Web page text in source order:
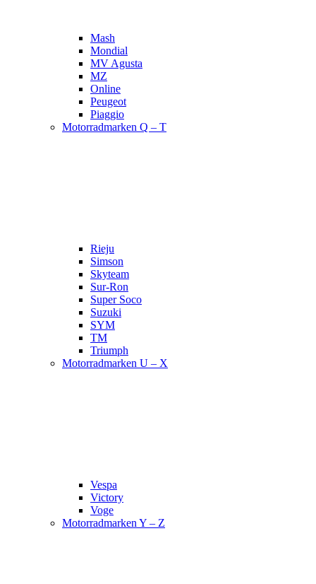
Mash
Mondial
MV Agusta
MZ
Online
Peugeot
Piaggio
Motorradmarken Q – T
Rieju
Simson
Skyteam
Sur-Ron
Super Soco
Suzuki
SYM
TM
Triumph
Motorradmarken U – X
Vespa
Victory
Voge
Motorradmarken Y – Z